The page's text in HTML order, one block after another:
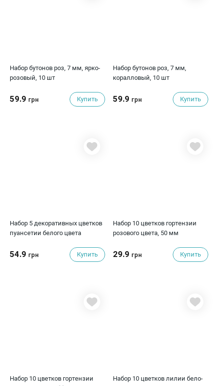
Набор бутонов роз, 7 мм, ярко-
розовый, 10 шт
59.9 грн Купить
Набор бутонов роз, 7 мм,
коралловый, 10 шт
59.9 грн Купить
Набор 5 декоративных цветков
пуансетии белого цвета
54.9 грн Купить
Набор 10 цветков гортензии
розового цвета, 50 мм
29.9 грн Купить
Набор 10 цветков гортензии
Набор 10 цветков лилии бело-